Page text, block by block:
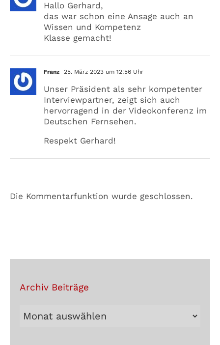
Hallo Gerhard,
das war schon eine Ansage auch an
Wissen und Kompetenz
Klasse gemacht!
Franz 25. März 2023 um 12:56 Uhr
Unser Präsident als sehr kompetenter
Interviewpartner, zeigt sich auch
hervorragend in der Videokonferenz im
Deutschen Fernsehen.
Respekt Gerhard!
Die Kommentarfunktion wurde geschlossen.
Archiv Beiträge
Archiv
Beiträge